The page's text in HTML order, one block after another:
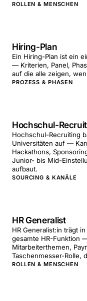
ROLLEN & MENSCHEN
Hiring-Plan
Ein Hiring-Plan ist ein
— Kriterien, Panel,
auf die alle zeigen,
PROZESS & PHASEN
Hochschul-
Hochschul-Recruiting
Universitäten auf —
Hackathons,
Junior- bis Mid-
aufbaut.
SOURCING & KANÄLE
HR Generalist
HR Generalist:in trägt
gesamte HR-Funktion
Mitarbeiterthemen,
Taschenmesser-Rolle,
ROLLEN & MENSCHEN